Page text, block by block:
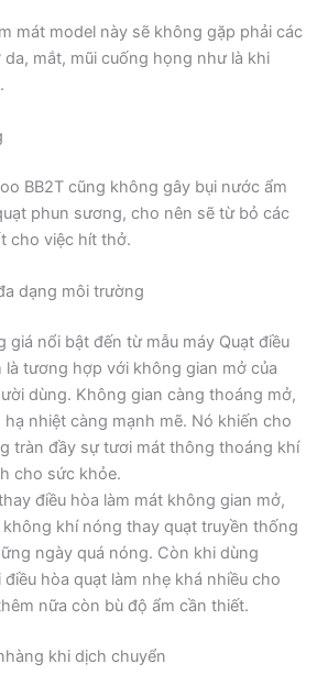
mát model này sẽ không gặp phải các
mắt, mũi cuống họng như là khi
BB2T cũng không gây bụi nước ẩm
phun sương, cho nên sẽ từ bỏ các
cho việc hít thở.
dạng môi trường
giá nổi bật đến từ mẫu máy Quạt điều
là tương hợp với không gian mở của
dùng. Không gian càng thoáng mở,
hạ nhiệt càng mạnh mẽ. Nó khiến cho
tràn đầy sự tươi mát thông thoáng khí
cho sức khỏe.
điều hòa làm mát không gian mở,
không khí nóng thay quạt truyền thống
ngày quá nóng. Còn khi dùng
hòa quạt làm nhẹ khá nhiều cho
nữa còn bù độ ẩm cần thiết.
khi dịch chuyển